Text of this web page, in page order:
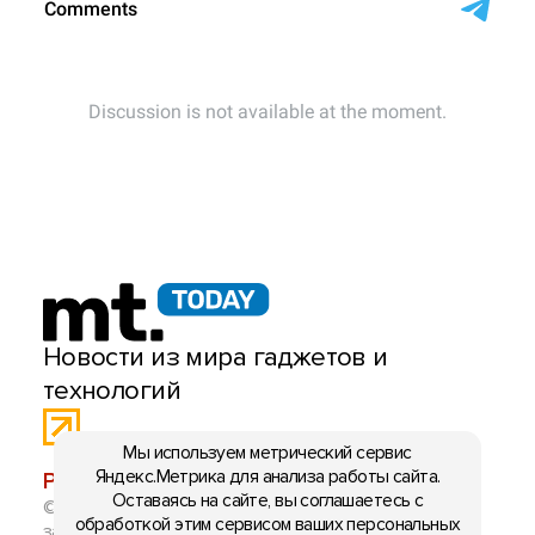
Новости из мира гаджетов и
технологий
РЕКЛАМА:mobiltelefon.ru@gmail.com
© 2006-2026 mt.today \ mobiltelefon.ru. Все права
Мы используем метрический сервис
Яндекс.Метрика для анализа работы сайта.
Оставаясь на сайте, вы соглашаетесь с
обработкой этим сервисом ваших персональных